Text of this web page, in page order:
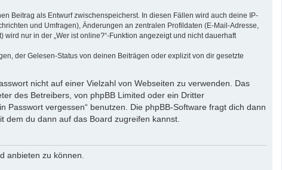
Beitrag als Entwurf zwischenspeicherst. In diesen Fällen wird auch deine IP-
und Umfragen), Änderungen an zentralen Profildaten (E-Mail-Adresse,
nur in der „Wer ist online?“-Funktion angezeigt und nicht dauerhaft
der Gelesen-Status von deinen Beiträgen oder explizit von dir gesetzte
nicht auf einer Vielzahl von Webseiten zu verwenden. Das
des Betreibers, von phpBB Limited oder ein Dritter
vergessen“ benutzen. Die phpBB-Software fragt dich dann
dem du dann auf das Board zugreifen kannst.
anbieten zu können.